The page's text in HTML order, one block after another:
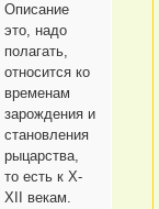
Описание
это, надо
полагать,
относится ко
временам
зарождения и
становления
рыцарства,
то есть к X-
XII векам.